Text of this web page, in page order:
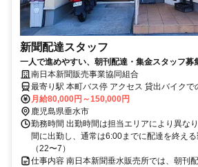
新聞配達スタッフ
一人で進めやすい、朝刊配達・集金スタッフ募
南日本新聞販売事業協同組合
最寄り駅 本町バス停 アクセス 貸出バ
月給80,000円～150,000円
鹿児島県垂水市
勤務時間 出勤時間は担当エリアにより異な
間に出勤し、通常は6:00までに配達を終え
（22〜7）
仕事内容 南日本新聞垂水販売所では、朝刊